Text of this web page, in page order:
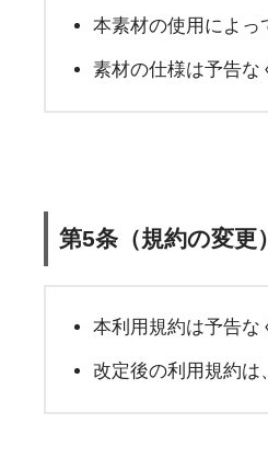
本素材の使用によっ
素材の仕様は予告な
第5条（規約の変更）
本利用規約は予告な
改定後の利用規約は